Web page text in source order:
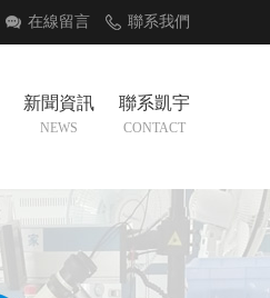
在線留言 聯系我們
新聞資訊
NEWS
聯系凱宇
CONTACT